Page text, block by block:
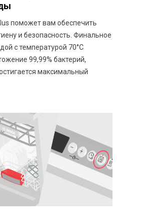
поможет вам обеспечить
и безопасность. Финальное
с температурой 70°C
99,99% бактерий,
максимальный